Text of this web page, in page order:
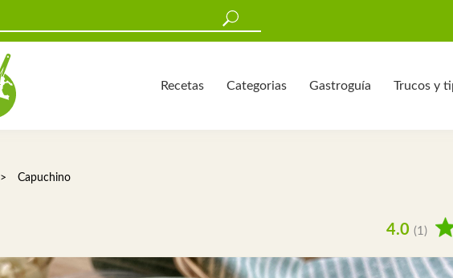
Recetas Categorias Gastroguía Trucos y
> Capuchino
4.0 (1)